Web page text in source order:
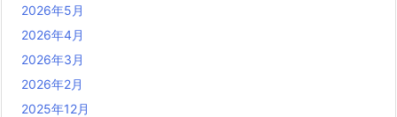
2026年5月
2026年4月
2026年3月
2026年2月
2025年12月